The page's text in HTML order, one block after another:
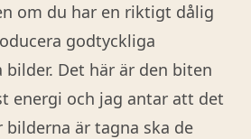
om du har en riktigt dålig
godtyckliga
Det här är den biten
energi och jag antar att det
bilderna är tagna ska de